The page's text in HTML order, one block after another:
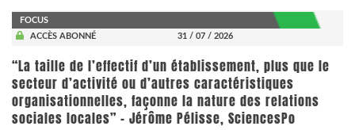
FOCUS
ACCÈS ABONNÉ
31 / 07 / 2026
“La taille de l’effectif d’un établissement, plus que le
secteur d’activité ou d’autres caractéristiques
organisationnelles, façonne la nature des relations
sociales locales” - Jérôme Pélisse, SciencesPo